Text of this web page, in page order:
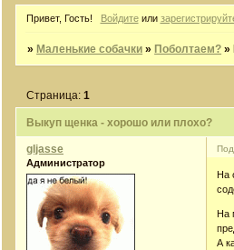
Привет, Гость! Войдитеили
» Маленькие собачки » Поболтаем? »
Выкуп щенка - хорошо или плохо?
Страница:1
gljasse
Администратор
На
На
А